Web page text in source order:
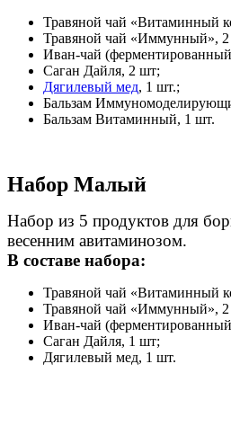
Травяной чай «Витаминный
Травяной чай «Иммунный»,
Иван-чай
Саган Дайля, 2 шт;
Дягилевый мед, 1 шт.;
Бальзам
Бальзам Витаминный, 1 шт.
Набор Малый
Набор из 5 продуктов для
весенним авитаминозом.
В составе набора:
Травяной чай «Витаминный
Травяной чай «Иммунный»,
Иван-чай
Саган Дайля, 1 шт;
Дягилевый мед, 1 шт.